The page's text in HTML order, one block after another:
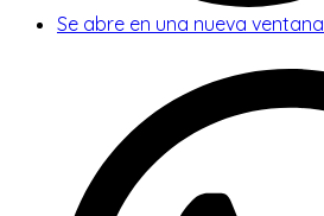
Se abre en una nueva ventana